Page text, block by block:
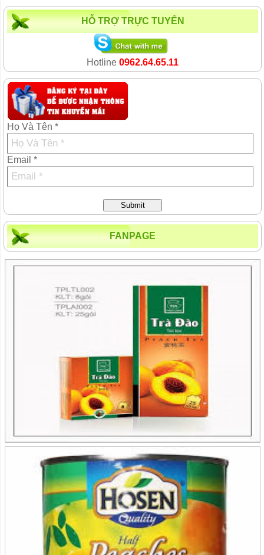
HỖ TRỢ TRỰC TUYẾN
Hotline 0962.64.65.11
Họ Và Tên *
Email *
Submit
FANPAGE